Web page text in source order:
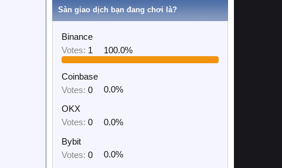
Sàn giao dịch bạn đang chơi là?
Binance
Votes: 1 100.0%
Coinbase
Votes: 0
0.0%
OKX
Votes: 0
0.0%
Bybit
Votes: 0
0.0%